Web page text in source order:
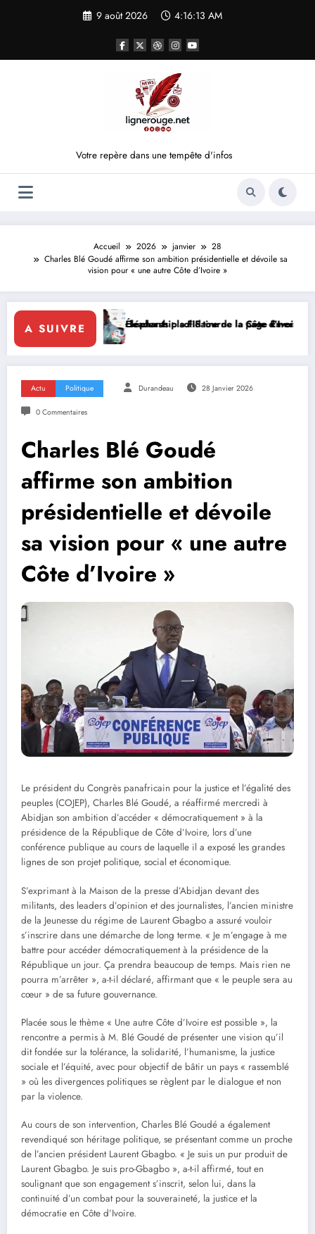
9 août 2026 4:16:13 AM
Votre repère dans une tempête d'infos
Accueil 2026 janvier
28
Charles Blé Goudé affirme son ambition présidentielle et dévoile sa
vision pour « une autre Côte d’Ivoire »
A SUIVRE
le leadership solidaire de la Côte d’Ivoire en Afrique
Éléphants : la FIF tourne la page Emerse Faé
Actu Politique Durandeau 28 Janvier 2026
0 Commentaires
Charles Blé Goudé
affirme son ambition
présidentielle et dévoile
sa vision pour « une autre
Côte d’Ivoire »
Le président du Congrès panafricain pour la justice et l’égalité des
peuples (COJEP), Charles Blé Goudé, a réaffirmé mercredi à
Abidjan son ambition d’accéder « démocratiquement » à la
présidence de la République de Côte d’Ivoire, lors d’une
conférence publique au cours de laquelle il a exposé les grandes
lignes de son projet politique, social et économique.
S’exprimant à la Maison de la presse d’Abidjan devant des
militants, des leaders d’opinion et des journalistes, l’ancien ministre
de la Jeunesse du régime de Laurent Gbagbo a assuré vouloir
s’inscrire dans une démarche de long terme. « Je m’engage à me
battre pour accéder démocratiquement à la présidence de la
République un jour. Ça prendra beaucoup de temps. Mais rien ne
pourra m’arrêter », a-t-il déclaré, affirmant que « le peuple sera au
cœur » de sa future gouvernance.
Placée sous le thème « Une autre Côte d’Ivoire est possible », la
rencontre a permis à M. Blé Goudé de présenter une vision qu’il
dit fondée sur la tolérance, la solidarité, l’humanisme, la justice
sociale et l’équité, avec pour objectif de bâtir un pays « rassemblé
» où les divergences politiques se règlent par le dialogue et non
par la violence.
Au cours de son intervention, Charles Blé Goudé a également
revendiqué son héritage politique, se présentant comme un proche
de l’ancien président Laurent Gbagbo. « Je suis un pur produit de
Laurent Gbagbo. Je suis pro-Gbagbo », a-t-il affirmé, tout en
soulignant que son engagement s’inscrit, selon lui, dans la
continuité d’un combat pour la souveraineté, la justice et la
démocratie en Côte d’Ivoire.